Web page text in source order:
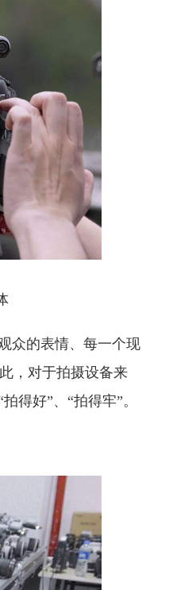
众的表情、每一个现
，对于拍摄设备来
得好”、“拍得牢”。